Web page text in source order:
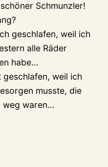
Schmunzler!
geschlafen, weil ich
alle Räder
habe…
geschlafen, weil ich
musste, die
weg waren…